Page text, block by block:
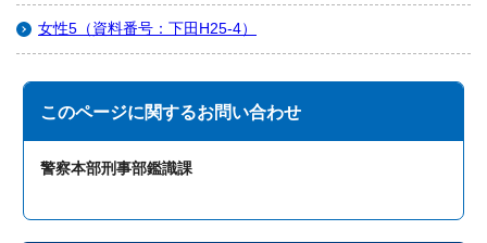
女性5（資料番号：下田H25-4）
このページに関するお問い合わせ
警察本部刑事部鑑識課